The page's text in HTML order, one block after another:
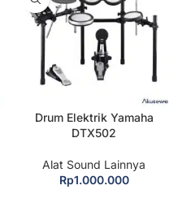
Drum Elektrik Yamaha
DTX502
Alat Sound Lainnya
Rp1.000.000